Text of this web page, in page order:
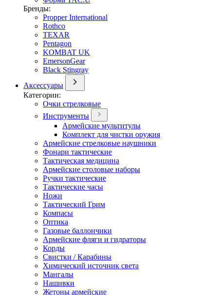
Бренды:
Propper International
Rothco
TEXAR
Pentagon
KOMBAT UK
EmersonGear
Black Stingray
Аксессуары
Категории:
Очки стрелковые
Инструменты
Армейские мультитулы
Комплект для чистки оружия
Армейские стрелковые наушники
Фонари тактические
Тактическая медицина
Армейские столовые наборы
Ручки тактические
Тактические часы
Ножи
Тактический Грим
Компасы
Оптика
Газовые баллончики
Армейские фляги и гидраторы
Корды
Свистки / Карабины
Химический источник света
Мангалы
Нашивки
Жетоны армейские